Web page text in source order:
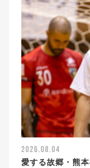
2026.08.04
愛する故郷・熊